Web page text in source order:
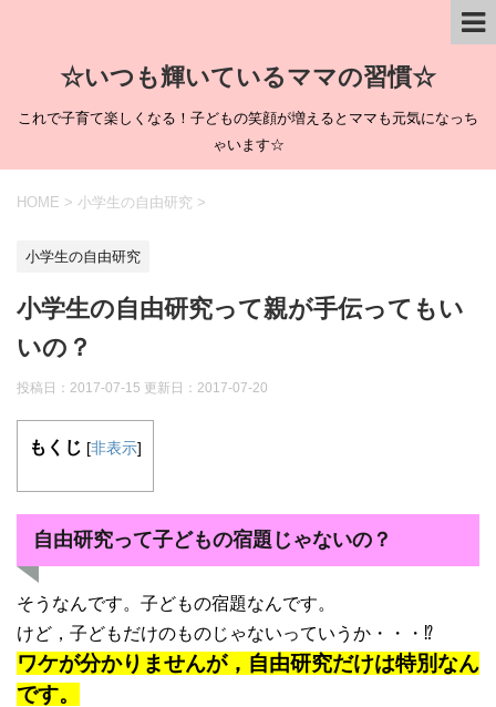
☆いつも輝いているママの習慣☆
これで子育て楽しくなる！子どもの笑顔が増えるとママも元気になっち
ゃいます☆
HOME > 小学生の自由研究 >
小学生の自由研究
小学生の自由研究って親が手伝ってもい
いの？
投稿日：2017-07-15 更新日： 2017-07-20
もくじ [非表示]
自由研究って子どもの宿題じゃないの？
そうなんです。子どもの宿題なんです。
けど，子どもだけのものじゃないっていうか・・・⁉
ワケが分かりませんが，自由研究だけは特別なん
です。